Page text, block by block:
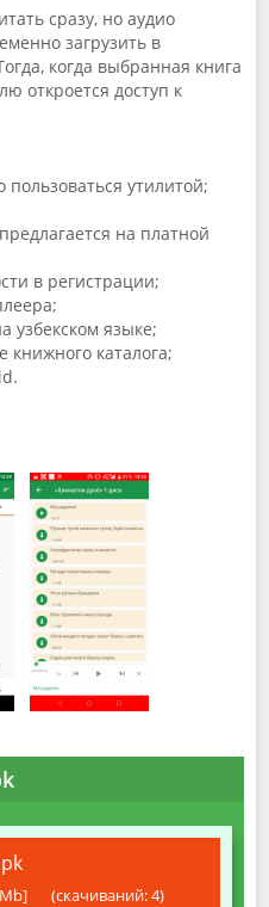
сразу, но аудио
загрузить в
когда выбранная книга
откроется доступ к
пользоваться утилитой;
на платной
в регистрации;
узбекском языке;
книжного каталога;
(cкачиваний: 4)